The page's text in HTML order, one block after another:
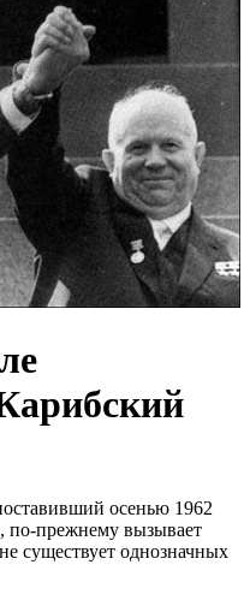
осенью 1962
по-прежнему вызывает
существует однозначных